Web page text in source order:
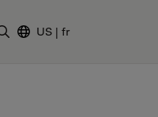
US | fr